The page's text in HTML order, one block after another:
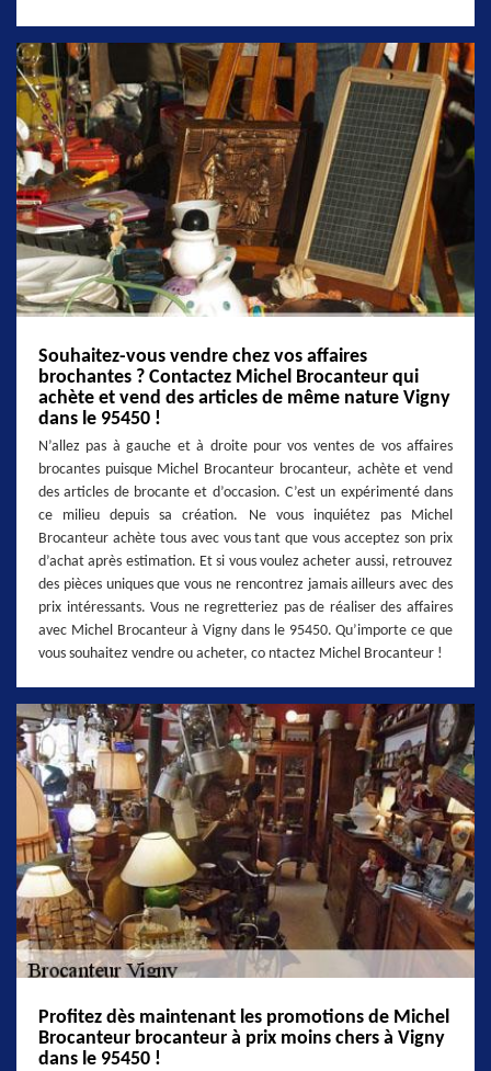
Souhaitez-vous vendre chez vos affaires
brochantes ? Contactez Michel Brocanteur qui
achète et vend des articles de même nature Vigny
dans le 95450 !
N’allez pas à gauche et à droite pour vos ventes de vos affaires
brocantes puisque Michel Brocanteur brocanteur, achète et vend
des articles de brocante et d’occasion. C’est un expérimenté dans
ce milieu depuis sa création. Ne vous inquiétez pas Michel
Brocanteur achète tous avec vous tant que vous acceptez son prix
d’achat après estimation. Et si vous voulez acheter aussi, retrouvez
des pièces uniques que vous ne rencontrez jamais ailleurs avec des
prix intéressants. Vous ne regretteriez pas de réaliser des affaires
avec Michel Brocanteur à Vigny dans le 95450. Qu’importe ce que
vous souhaitez vendre ou acheter, co ntactez Michel Brocanteur !
Profitez dès maintenant les promotions de Michel
Brocanteur brocanteur à prix moins chers à Vigny
dans le 95450 !